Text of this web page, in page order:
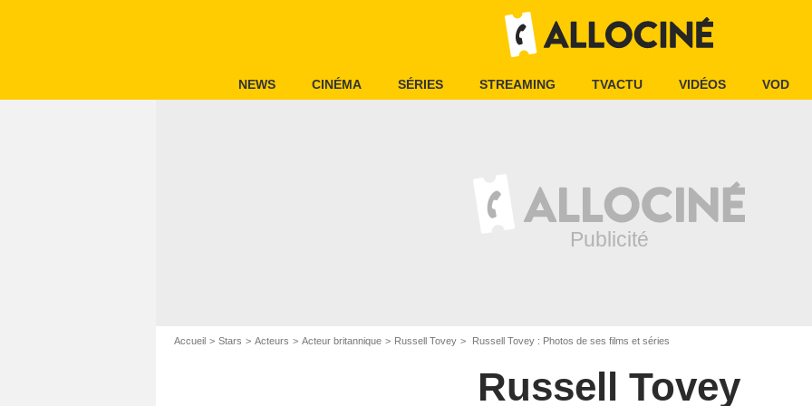
NEWS CINÉMA SÉRIES STREAMING TVACTU VIDÉOS VOD
Accueil Stars Acteurs Acteur britannique Russell Tovey Russell Tovey : Photos de ses films et séries
Russell Tovey